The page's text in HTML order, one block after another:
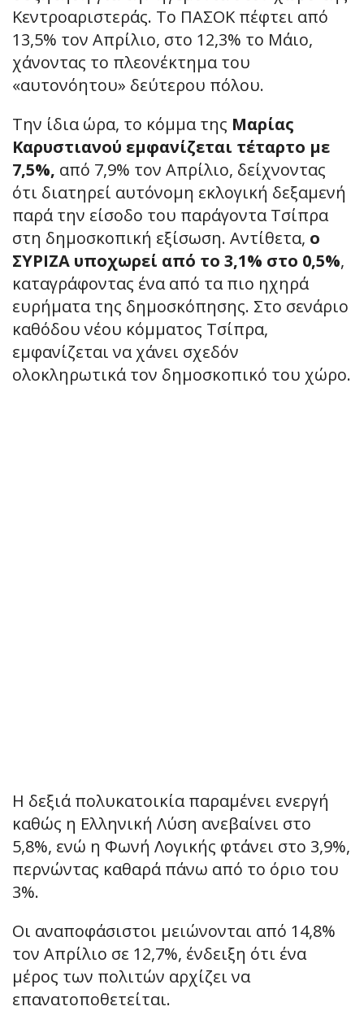
Κεντροαριστεράς. Το ΠΑΣΟΚ πέφτει από
13,5% τον Απρίλιο, στο 12,3% το Μάιο,
χάνοντας το πλεονέκτημα του
«αυτονόητου» δεύτερου πόλου.
Την ίδια ώρα, το κόμμα της Μαρίας
Καρυστιανού εμφανίζεται τέταρτο με
7,5%, από 7,9% τον Απρίλιο, δείχνοντας
ότι διατηρεί αυτόνομη εκλογική δεξαμενή
παρά την είσοδο του παράγοντα Τσίπρα
στη δημοσκοπική εξίσωση. Αντίθετα, ο
ΣΥΡΙΖΑ υποχωρεί από το 3,1% στο 0,5%,
καταγράφοντας ένα από τα πιο ηχηρά
ευρήματα της δημοσκόπησης. Στο σενάριο
καθόδου νέου κόμματος Τσίπρα,
εμφανίζεται να χάνει σχεδόν
ολοκληρωτικά τον δημοσκοπικό του χώρο.
Η δεξιά πολυκατοικία παραμένει ενεργή
καθώς η Ελληνική Λύση ανεβαίνει στο
5,8%, ενώ η Φωνή Λογικής φτάνει στο 3,9%,
περνώντας καθαρά πάνω από το όριο του
3%.
Οι αναποφάσιστοι μειώνονται από 14,8%
τον Απρίλιο σε 12,7%, ένδειξη ότι ένα
μέρος των πολιτών αρχίζει να
επανατοποθετείται.